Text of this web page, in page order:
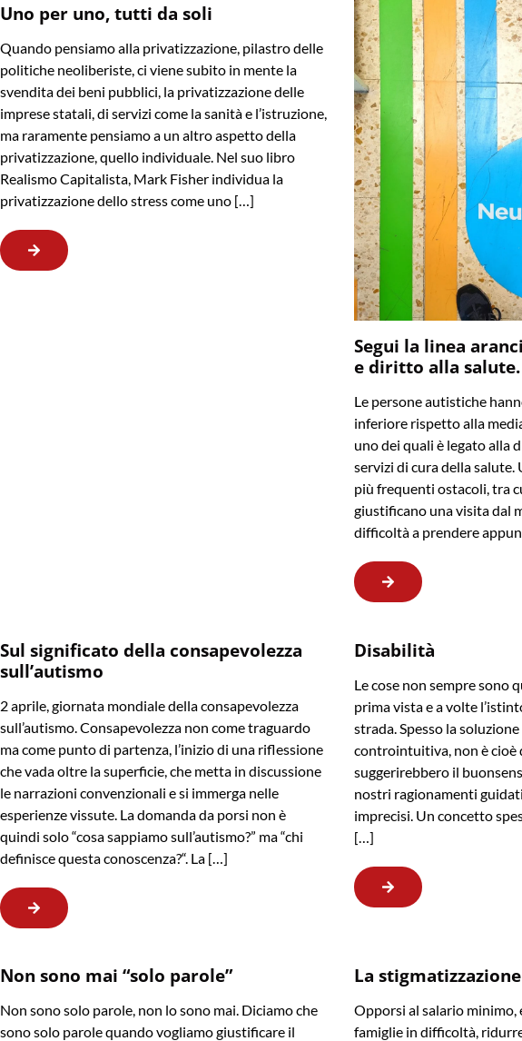
Uno per uno, tutti da soli
Quando pensiamo alla privatizzazione, pilastro delle
politiche neoliberiste, ci viene subito in mente la
svendita dei beni pubblici, la privatizzazione delle
imprese statali, di servizi come la sanità e l’istruzione,
ma raramente pensiamo a un altro aspetto della
privatizzazione, quello individuale. Nel suo libro
Realismo Capitalista, Mark Fisher individua la
privatizzazione dello stress come uno […]
Segui la linea
e diritto alla salute.
Le persone autistiche
inferiore rispetto alla
uno dei quali è legato alla
servizi di cura della
più frequenti ostacoli, tra
giustificano una visita dal
difficoltà a prendere
Sul significato della consapevolezza
sull’autismo
2 aprile, giornata mondiale della consapevolezza
sull’autismo. Consapevolezza non come traguardo
ma come punto di partenza, l’inizio di una riflessione
che vada oltre la superficie, che metta in discussione
le narrazioni convenzionali e si immerga nelle
esperienze vissute. La domanda da porsi non è
quindi solo “cosa sappiamo sull’autismo?” ma “chi
definisce questa conoscenza?“. La […]
Disabilità
Le cose non sempre sono
prima vista e a volte
strada. Spesso la
controintuitiva, non è cioè
suggerirebbero il
nostri ragionamenti
imprecisi. Un concetto
[…]
Non sono mai “solo parole”
Non sono solo parole, non lo sono mai. Diciamo che
sono solo parole quando vogliamo giustificare il
La
Opporsi al salario minimo,
famiglie in difficoltà,